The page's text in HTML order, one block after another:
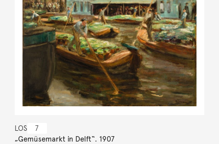
LOS 7
„Gemüsemarkt in Delft“. 1907